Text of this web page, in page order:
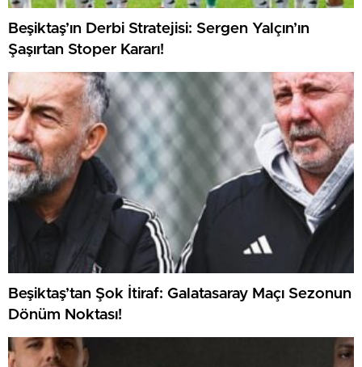
Beşiktaş’ın Derbi Stratejisi: Sergen Yalçın’ın
Şaşırtan Stoper Kararı!
Beşiktaş’tan Şok İtiraf: Galatasaray Maçı Sezonun
Dönüm Noktası!